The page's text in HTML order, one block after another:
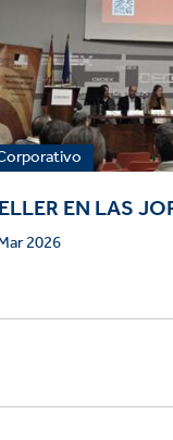
EN LAS
2026